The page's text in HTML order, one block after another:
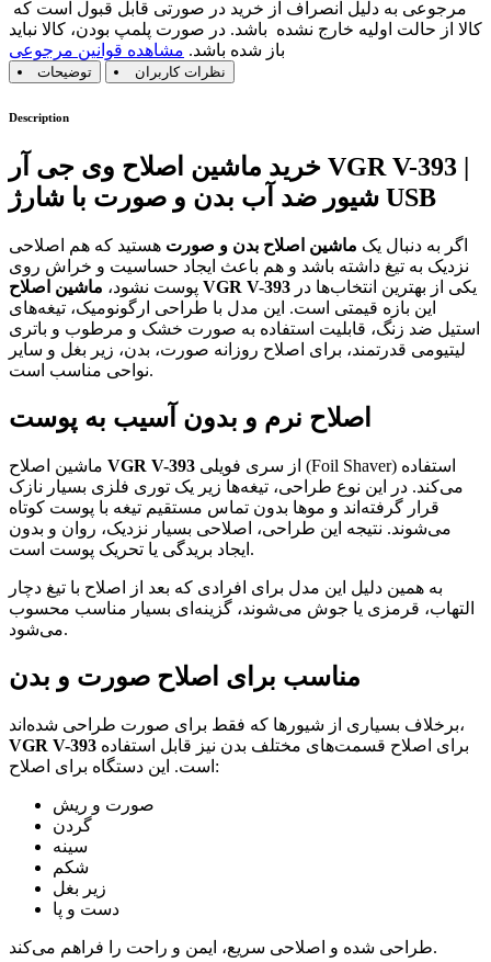
کالا از حالت اولیه خارج نشده باشد. در صورت پلمپ بودن، کالا نباید
باز شده باشد. مشاهده قوانین مرجوعی
توضیحات نظرات کاربران
Description
خرید ماشین اصلاح وی جی آر VGR V-393 |
شیور ضد آب بدن و صورت با شارژ USB
اگر به دنبال یک ماشین اصلاح بدن و صورت هستید که هم اصلاحی
نزدیک به تیغ داشته باشد و هم باعث ایجاد حساسیت و خراش روی
پوست نشود، ماشین اصلاح VGR V-393
این بازه قیمتی است. این مدل با طراحی ارگونومیک، تیغه‌های
استیل ضد زنگ، قابلیت استفاده به صورت خشک و مرطوب و باتری
لیتیومی قدرتمند، برای اصلاح روزانه صورت، بدن، زیر بغل و سایر
نواحی مناسب است.
اصلاح نرم و بدون آسیب به پوست
VGR V-393
می‌کند. در این نوع طراحی، تیغه‌ها زیر یک توری فلزی بسیار نازک
قرار گرفته‌اند و موها بدون تماس مستقیم تیغه با پوست کوتاه
می‌شوند. نتیجه این طراحی، اصلاحی بسیار نزدیک، روان و بدون
ایجاد بریدگی یا تحریک پوست است.
به همین دلیل این مدل برای افرادی که بعد از اصلاح با تیغ دچار
التهاب، قرمزی یا جوش می‌شوند، گزینه‌ای بسیار مناسب محسوب
می‌شود.
مناسب برای اصلاح صورت و بدن
برخلاف بسیاری از شیورها که فقط برای صورت طراحی شده‌اند،
VGR V-393
است. این دستگاه برای اصلاح:
صورت و ریش
گردن
سینه
شکم
زیر بغل
دست و پا
طراحی شده و اصلاحی سریع، ایمن و راحت را فراهم می‌کند.